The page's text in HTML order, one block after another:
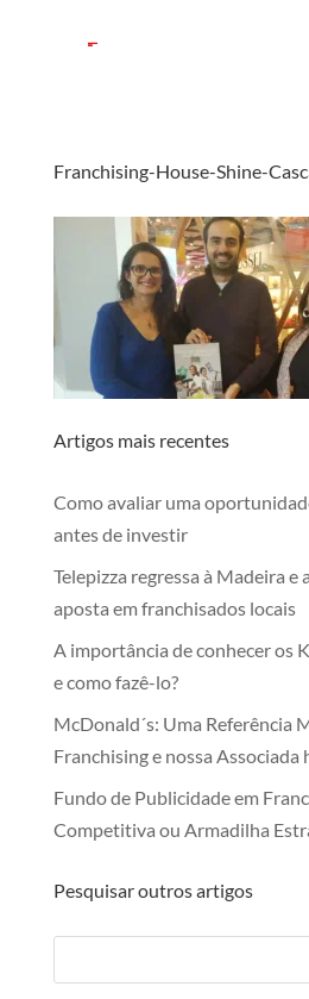
Franchising-House-Shine-
Artigos mais recentes
Como avaliar uma
antes de investir
Telepizza regressa à Madeira e
aposta em franchisados locais
A importância de conhecer os
e como fazê-lo?
McDonald´s: Uma Referência
Franchising e nossa Associada
Fundo de Publicidade em
Competitiva ou Armadilha
Pesquisar outros artigos